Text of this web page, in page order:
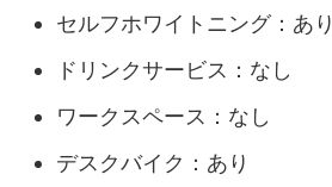
セルフホワイトニング：あり
ドリンクサービス：なし
ワークスペース：なし
デスクバイク：あり